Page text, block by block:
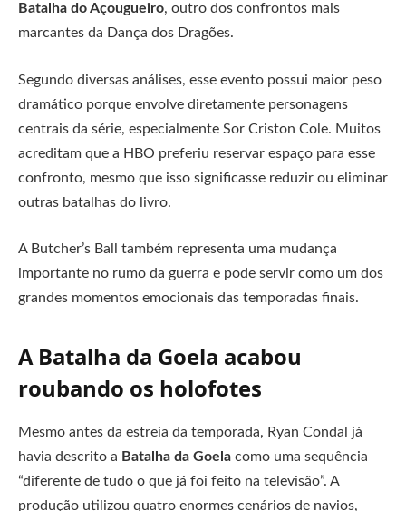
Batalha do Açougueiro, outro dos confrontos mais
marcantes da Dança dos Dragões.
Segundo diversas análises, esse evento possui maior peso
dramático porque envolve diretamente personagens
centrais da série, especialmente Sor Criston Cole. Muitos
acreditam que a HBO preferiu reservar espaço para esse
confronto, mesmo que isso significasse reduzir ou eliminar
outras batalhas do livro.
A Butcher’s Ball também representa uma mudança
importante no rumo da guerra e pode servir como um dos
grandes momentos emocionais das temporadas finais.
A Batalha da Goela acabou
roubando os holofotes
Mesmo antes da estreia da temporada, Ryan Condal já
havia descrito a Batalha da Goela como uma sequência
“diferente de tudo o que já foi feito na televisão”. A
produção utilizou quatro enormes cenários de navios,